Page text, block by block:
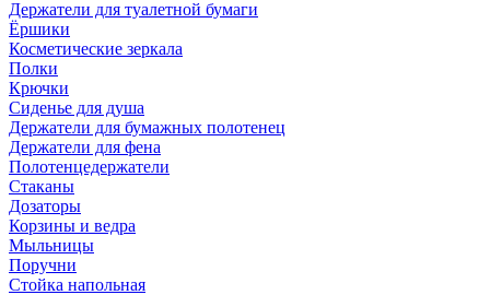
Держатели для туалетной бумаги
Ёршики
Косметические зеркала
Полки
Крючки
Сиденье для душа
Держатели для бумажных полотенец
Держатели для фена
Полотенцедержатели
Стаканы
Дозаторы
Корзины и ведра
Мыльницы
Поручни
Стойка напольная